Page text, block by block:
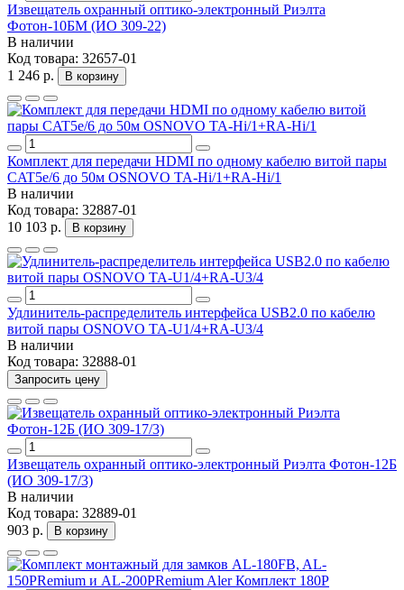
Извещатель охранный оптико-электронный Риэлта
Фотон-10БМ (ИО 309-22)
В наличии
Код товара: 32657-01
1 246 р.
В корзину
Комплект для передачи HDMI по одному кабелю витой пары
CAT5e/6 до 50м OSNOVO TA-Hi/1+RA-Hi/1
В наличии
Код товара: 32887-01
10 103 р.
В корзину
Удлинитель-распределитель интерфейса USB2.0 по кабелю
витой пары OSNOVO TA-U1/4+RA-U3/4
В наличии
Код товара: 32888-01
Запросить цену
Извещатель охранный оптико-электронный Риэлта Фотон-12Б
(ИО 309-17/3)
В наличии
Код товара: 32889-01
903 р.
В корзину